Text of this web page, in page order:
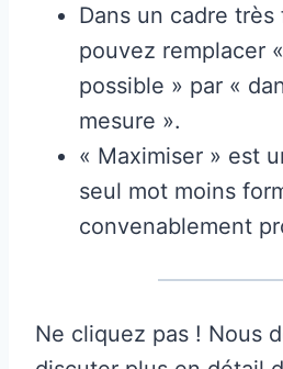
Dans un cadre
pouvez remplacer
possible » par «
mesure ».
« Maximiser » est
seul mot moins
convenablement
Ne cliquez pas ! Nous